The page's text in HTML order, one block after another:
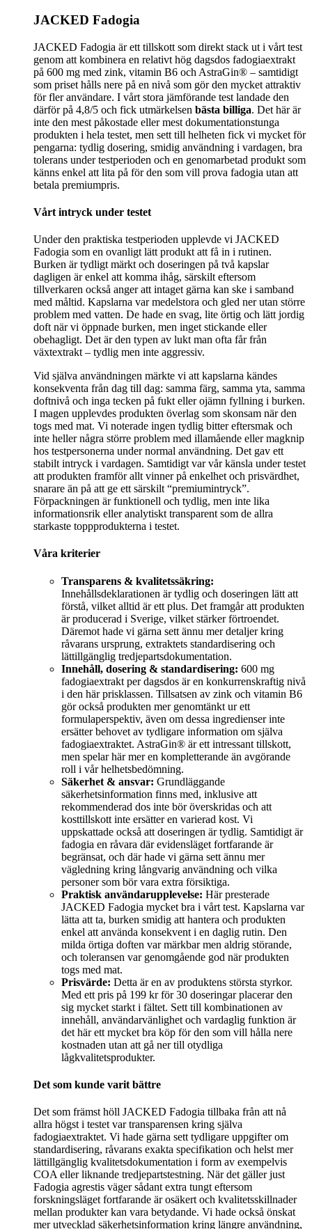
JACKED Fadogia
JACKED Fadogia är ett tillskott som direkt stack ut i vårt test
genom att kombinera en relativt hög dagsdos fadogiaextrakt
på 600 mg med zink, vitamin B6 och AstraGin® – samtidigt
som priset hålls nere på en nivå som gör den mycket attraktiv
för fler användare. I vårt stora jämförande test landade den
därför på 4,8/5 och fick utmärkelsen bästa billiga. Det här är
inte den mest påkostade eller mest dokumentationstunga
produkten i hela testet, men sett till helheten fick vi mycket för
pengarna: tydlig dosering, smidig användning i vardagen, bra
tolerans under testperioden och en genomarbetad produkt som
känns enkel att lita på för den som vill prova fadogia utan att
betala premiumpris.
Vårt intryck under testet
Under den praktiska testperioden upplevde vi JACKED
Fadogia som en ovanligt lätt produkt att få in i rutinen.
Burken är tydligt märkt och doseringen på två kapslar
dagligen är enkel att komma ihåg, särskilt eftersom
tillverkaren också anger att intaget gärna kan ske i samband
med måltid. Kapslarna var medelstora och gled ner utan större
problem med vatten. De hade en svag, lite örtig och lätt jordig
doft när vi öppnade burken, men inget stickande eller
obehagligt. Det är den typen av lukt man ofta får från
växtextrakt – tydlig men inte aggressiv.
Vid själva användningen märkte vi att kapslarna kändes
konsekventa från dag till dag: samma färg, samma yta, samma
doftnivå och inga tecken på fukt eller ojämn fyllning i burken.
I magen upplevdes produkten överlag som skonsam när den
togs med mat. Vi noterade ingen tydlig bitter eftersmak och
inte heller några större problem med illamående eller magknip
hos testpersonerna under normal användning. Det gav ett
stabilt intryck i vardagen. Samtidigt var vår känsla under testet
att produkten framför allt vinner på enkelhet och prisvärdhet,
snarare än på att ge ett särskilt “premiumintryck”.
Förpackningen är funktionell och tydlig, men inte lika
informationsrik eller analytiskt transparent som de allra
starkaste toppprodukterna i testet.
Våra kriterier
Transparens & kvalitetssäkring:
Innehållsdeklarationen är tydlig och doseringen lätt att
förstå, vilket alltid är ett plus. Det framgår att produkten
är producerad i Sverige, vilket stärker förtroendet.
Däremot hade vi gärna sett ännu mer detaljer kring
råvarans ursprung, extraktets standardisering och
lättillgänglig tredjepartsdokumentation.
Innehåll, dosering & standardisering: 600 mg
fadogiaextrakt per dagsdos är en konkurrenskraftig nivå
i den här prisklassen. Tillsatsen av zink och vitamin B6
gör också produkten mer genomtänkt ur ett
formulaperspektiv, även om dessa ingredienser inte
ersätter behovet av tydligare information om själva
fadogiaextraktet. AstraGin® är ett intressant tillskott,
men spelar här mer en kompletterande än avgörande
roll i vår helhetsbedömning.
Säkerhet & ansvar: Grundläggande
säkerhetsinformation finns med, inklusive att
rekommenderad dos inte bör överskridas och att
kosttillskott inte ersätter en varierad kost. Vi
uppskattade också att doseringen är tydlig. Samtidigt är
fadogia en råvara där evidensläget fortfarande är
begränsat, och där hade vi gärna sett ännu mer
vägledning kring långvarig användning och vilka
personer som bör vara extra försiktiga.
Praktisk användarupplevelse: Här presterade
JACKED Fadogia mycket bra i vårt test. Kapslarna var
lätta att ta, burken smidig att hantera och produkten
enkel att använda konsekvent i en daglig rutin. Den
milda örtiga doften var märkbar men aldrig störande,
och toleransen var genomgående god när produkten
togs med mat.
Prisvärde: Detta är en av produktens största styrkor.
Med ett pris på 199 kr för 30 doseringar placerar den
sig mycket starkt i fältet. Sett till kombinationen av
innehåll, användarvänlighet och vardaglig funktion är
det här ett mycket bra köp för den som vill hålla nere
kostnaden utan att gå ner till otydliga
lågkvalitetsprodukter.
Det som kunde varit bättre
Det som främst höll JACKED Fadogia tillbaka från att nå
allra högst i testet var transparensen kring själva
fadogiaextraktet. Vi hade gärna sett tydligare uppgifter om
standardisering, råvarans exakta specifikation och helst mer
lättillgänglig kvalitetsdokumentation i form av exempelvis
COA eller liknande tredjepartstestning. När det gäller just
Fadogia agrestis väger sådant extra tungt eftersom
forskningsläget fortfarande är osäkert och kvalitetsskillnader
mellan produkter kan vara betydande. Vi hade också önskat
mer utvecklad säkerhetsinformation kring längre användning,